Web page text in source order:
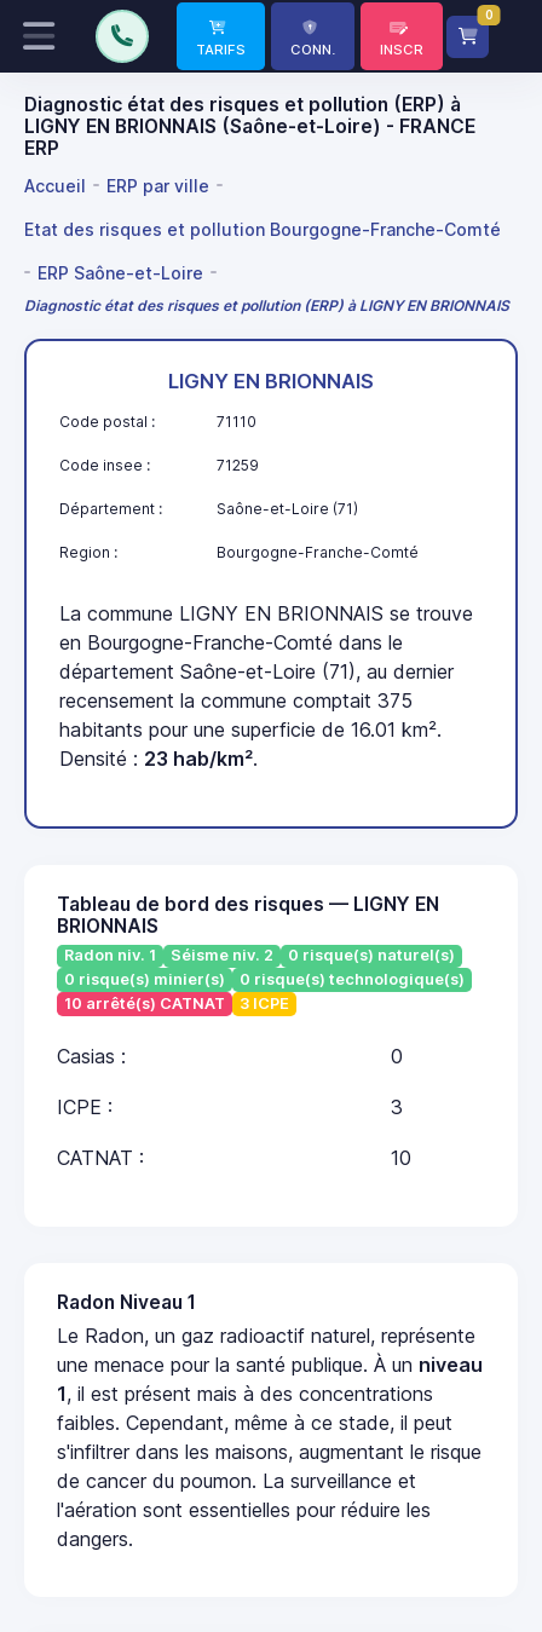
TARIFS CONN. INSCR
0
Diagnostic état des risques et pollution (ERP) à
LIGNY EN BRIONNAIS (Saône-et-Loire) - FRANCE
ERP
Accueil ERP par ville
Etat des risques et pollution Bourgogne-Franche-Comté
ERP Saône-et-Loire
Diagnostic état des risques et pollution (ERP) à LIGNY EN BRIONNAIS
LIGNY EN BRIONNAIS
Code postal : 71110
Code insee : 71259
Département : Saône-et-Loire (71)
Region : Bourgogne-Franche-Comté
La commune LIGNY EN BRIONNAIS se trouve
en Bourgogne-Franche-Comté dans le
département Saône-et-Loire (71), au dernier
recensement la commune comptait 375
habitants pour une superficie de 16.01 km².
Densité : 23 hab/km².
Tableau de bord des risques — LIGNY EN
BRIONNAIS
Radon niv. 1 Séisme niv. 2
0 risque(s) naturel(s)
0 risque(s) minier(s)
0 risque(s) technologique(s)
10 arrêté(s) CATNAT
3 ICPE
Casias : 0
ICPE : 3
CATNAT : 10
Radon Niveau 1
Le Radon, un gaz radioactif naturel, représente
une menace pour la santé publique. À un niveau
1, il est présent mais à des concentrations
faibles. Cependant, même à ce stade, il peut
s'infiltrer dans les maisons, augmentant le risque
de cancer du poumon. La surveillance et
l'aération sont essentielles pour réduire les
dangers.